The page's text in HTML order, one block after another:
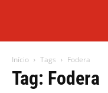
Início Tags Fodera
Tag: Fodera